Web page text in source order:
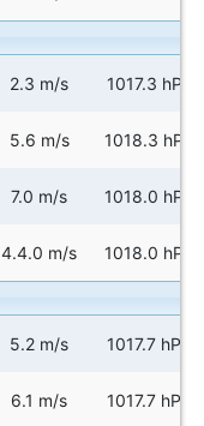
2.3 m/s 1017.3 hPa
5.6 m/s 1018.3 hPa
7.0 m/s 1018.0 hPa
4.4.0 m/s 1018.0 hPa
5.2 m/s 1017.7 hPa
6.1 m/s 1017.7 hPa